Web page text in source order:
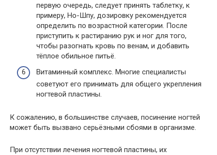
первую очередь, следует принять таблетку, к
примеру, Но-Шпу, дозировку рекомендуется
определить по возрастной категории. После
приступить к растиранию рук и ног для того,
чтобы разогнать кровь по венам, и добавить
тёплое обильное питьё.
Витаминный комплекс. Многие специалисты
советуют его принимать для общего укрепления
ногтевой пластины.
К сожалению, в большинстве случаев, посинение ногтей
может быть вызвано серьёзными сбоями в организме.
При отсутствии лечения ногтевой пластины, их